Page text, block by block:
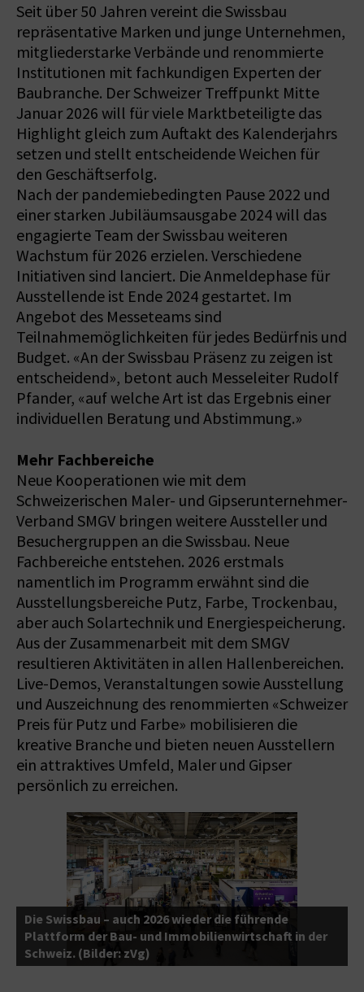
Seit über 50 Jahren vereint die Swissbau
repräsentative Marken und junge Unternehmen,
mitgliederstarke Verbände und renommierte
Institutionen mit fachkundigen Experten der
Baubranche. Der Schweizer Treffpunkt Mitte
Januar 2026 will für viele Marktbeteiligte das
Highlight gleich zum Auftakt des Kalenderjahrs
setzen und stellt entscheidende Weichen für
den Geschäftserfolg.
Nach der pandemiebedingten Pause 2022 und
einer starken Jubiläumsausgabe 2024 will das
engagierte Team der Swissbau weiteren
Wachstum für 2026 erzielen. Verschiedene
Initiativen sind lanciert. Die Anmeldephase für
Ausstellende ist Ende 2024 gestartet. Im
Angebot des Messeteams sind
Teilnahmemöglichkeiten für jedes Bedürfnis und
Budget. «An der Swissbau Präsenz zu zeigen ist
entscheidend», betont auch Messeleiter Rudolf
Pfander, «auf welche Art ist das Ergebnis einer
individuellen Beratung und Abstimmung.»
Mehr Fachbereiche
Neue Kooperationen wie mit dem
Schweizerischen Maler- und Gipserunternehmer-
Verband SMGV bringen weitere Aussteller und
Besuchergruppen an die Swissbau. Neue
Fachbereiche entstehen. 2026 erstmals
namentlich im Programm erwähnt sind die
Ausstellungsbereiche Putz, Farbe, Trockenbau,
aber auch Solartechnik und Energiespeicherung.
Aus der Zusammenarbeit mit dem SMGV
resultieren Aktivitäten in allen Hallenbereichen.
Live-Demos, Veranstaltungen sowie Ausstellung
und Auszeichnung des renommierten «Schweizer
Preis für Putz und Farbe» mobilisieren die
kreative Branche und bieten neuen Ausstellern
ein attraktives Umfeld, Maler und Gipser
persönlich zu erreichen.
Die Swissbau – auch 2026 wieder die führende
Plattform der Bau- und Immobilienwirtschaft in der
Schweiz. (Bilder: zVg)